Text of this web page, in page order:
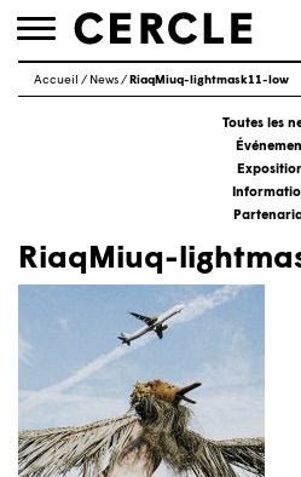
Toggle
Accueil / News/ RiaqMiuq-lightmask11-low
Toutes les
RiaqMiuq-